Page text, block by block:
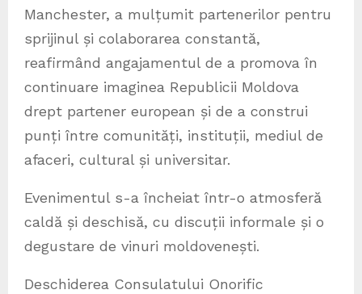
Manchester, a mulțumit partenerilor pentru
sprijinul și colaborarea constantă,
reafirmând angajamentul de a promova în
continuare imaginea Republicii Moldova
drept partener european și de a construi
punți între comunități, instituții, mediul de
afaceri, cultural și universitar.
Evenimentul s-a încheiat într-o atmosferă
caldă și deschisă, cu discuții informale și o
degustare de vinuri moldovenești.
Deschiderea Consulatului Onorific